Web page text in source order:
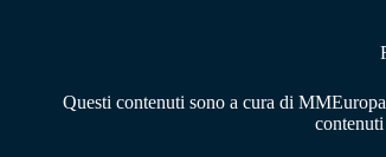
Questi contenuti sono a cura di